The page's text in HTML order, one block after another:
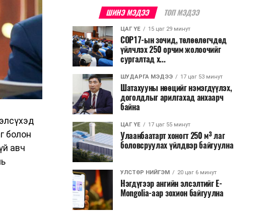
болон
авч
ШИНЭ МЭДЭЭ ТОП МЭДЭЭ
ЦАГ ҮЕ 15 цаг 29 минут
COP17-ын зочид, төлөөлөгчдөд
үйлчлэх 250 орчим жолоочийг
сургалтад х...
ШУДАРГА МЭДЭЭ 17 цаг 53 минут
Шатахууны нөөцийг нэмэгдүүлэх,
доголдлыг арилгахад анхаарч
байна
ЦАГ ҮЕ 17 цаг 55 минут
Улаанбаатарт хоногт 250 м³ лаг
боловсруулах үйлдвэр байгуулна
УЛСТӨР НИЙГЭМ 20 цаг 6 минут
Нэгдүгээр ангийн элсэлтийг E-
Mongolia-аар зохион байгуулна